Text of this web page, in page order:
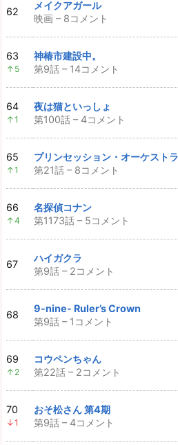
62
メイクアガール
映画 – 8コメント
63
↑5
神椿市建設中。
第9話 – 14コメント
64
↑1
夜は猫といっしょ
第100話 – 4コメント
65
↑1
プリンセッション・オーケストラ
第21話 – 8コメント
66
↑4
名探偵コナン
第1173話 – 5コメント
67
ハイガクラ
第9話 – 2コメント
68
9-nine- Ruler’s Crown
第9話 – 1コメント
69
↑2
コウペンちゃん
第22話 – 2コメント
70
↓1
おそ松さん 第4期
第9話 – 4コメント